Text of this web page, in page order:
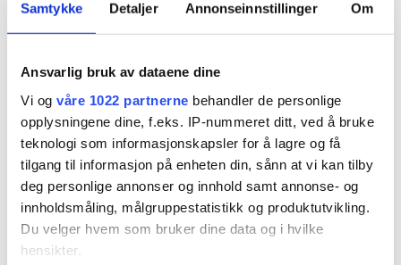
Samtykke Detaljer Annonseinnstillinger Om
Ansvarlig bruk av dataene dine
Vi og våre 1022 partnerne behandler de personlige
opplysningene dine, f.eks. IP-nummeret ditt, ved å bruke
teknologi som informasjonskapsler for å lagre og få
tilgang til informasjon på enheten din, sånn at vi kan tilby
deg personlige annonser og innhold samt annonse- og
innholdsmåling, målgruppestatistikk og produktutvikling.
Du velger hvem som bruker dine data og i hvilke
hensikter.
Leger får betalt for å la
være å sykmelde